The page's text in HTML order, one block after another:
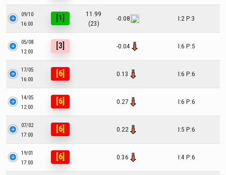
09/10
16:00
[1]
11.99
(23)
-0.08 I:2 P:3
05/08
12:00
[3] -0.04 I:6 P:5
17/05
16:00
[6] 0.13 I:6 P:6
14/05
12:00
[6] 0.27 I:6 P:6
07/02
17:00
[6] 0.22 I:5 P:6
19/01
17:00
[6] 0.36 I:4 P:6